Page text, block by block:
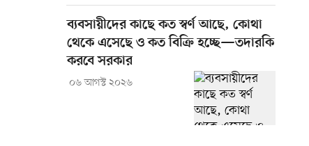
ব্যবসায়ীদের কাছে কত স্বর্ণ আছে, কোথা
থেকে এসেছে ও কত বিক্রি হচ্ছে—তদারকি
করবে সরকার
০৬ আগস্ট ২০২৬